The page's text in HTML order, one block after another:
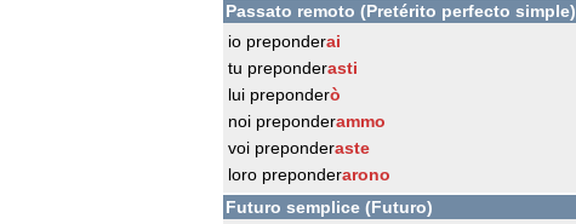
Passato remoto (Pretérito perfecto simple)
io preponderai
tu preponderasti
lui preponderò
noi preponderammo
voi preponderaste
loro preponderarono
Futuro semplice (Futuro)